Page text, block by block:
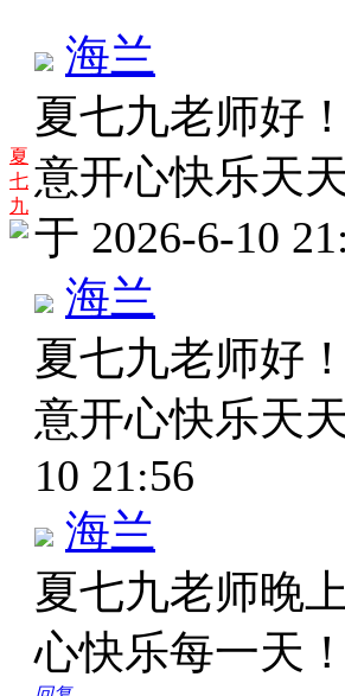
夏
七
九
海兰
夏七九老师好
意开心快乐天
于 2026-6-10
海兰
夏七九老师好
意开心快乐天
10 21:56
海兰
夏七九老师晚
心快乐每一天